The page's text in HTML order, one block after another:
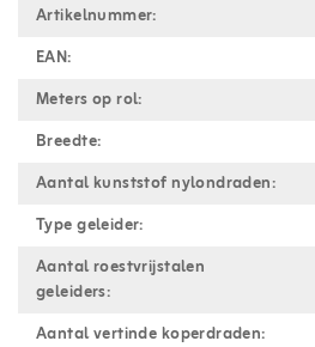
Artikelnummer:
EAN:
Meters op rol:
Breedte:
Aantal kunststof nylondraden:
Type geleider:
Aantal roestvrijstalen
geleiders:
Aantal vertinde koperdraden: